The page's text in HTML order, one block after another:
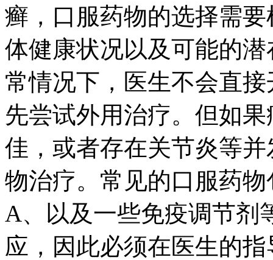
癣，口服药物的选择需
体健康状况以及可能的
常情况下，医生不会直
先尝试外用治疗。但如
佳，或者存在关节炎等
物治疗。常见的口服药
A、以及一些免疫调节剂
应，因此必须在医生的